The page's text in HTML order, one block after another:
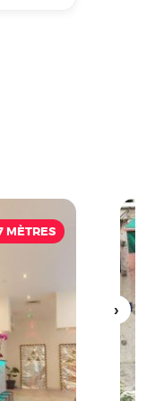
MÈTRES